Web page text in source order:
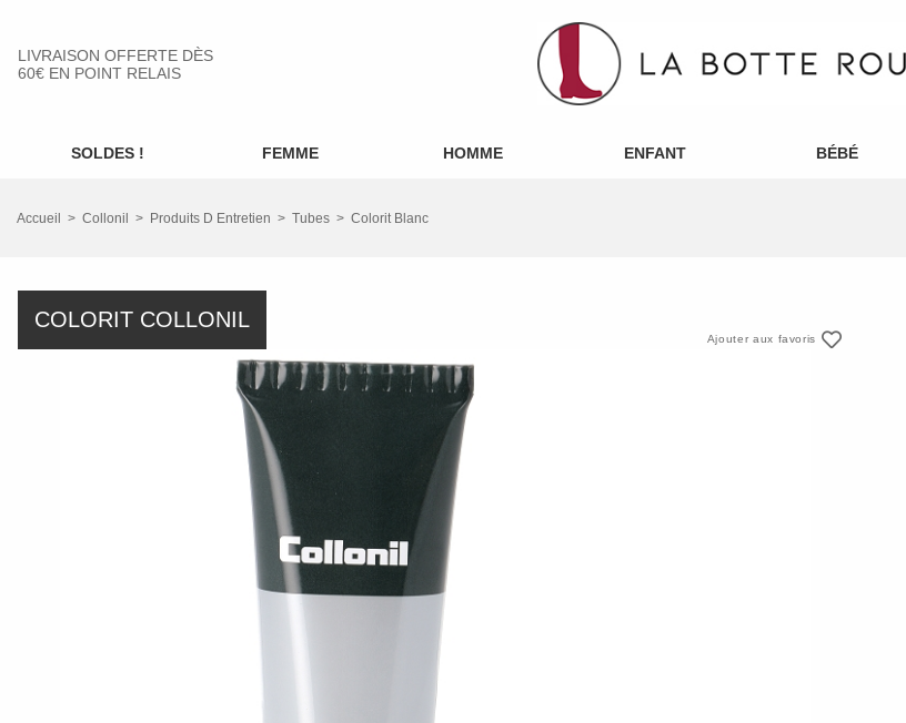
LIVRAISON OFFERTE DÈS
60€ EN POINT RELAIS
SOLDES ! FEMME HOMME ENFANT BÉBÉ
Accueil Collonil Produits D Entretien Tubes Colorit Blanc
COLORIT COLLONIL
Ajouter aux favoris